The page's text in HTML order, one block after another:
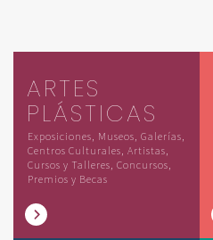
ARTES
PLÁSTICAS
Exposiciones, Museos, Galerías,
Centros Culturales, Artistas,
Cursos y Talleres, Concursos,
Premios y Becas